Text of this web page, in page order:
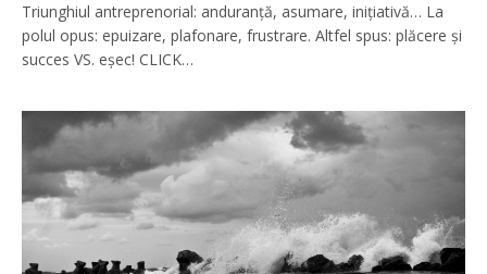
Triunghiul antreprenorial: anduranță, asumare, inițiativă… La
polul opus: epuizare, plafonare, frustrare. Altfel spus: plăcere și
succes VS. eșec! CLICK…